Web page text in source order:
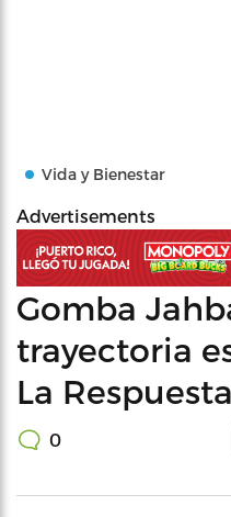
Vida y Bienestar
Advertisements
Gomba
trayectoria
La Respuesta
0